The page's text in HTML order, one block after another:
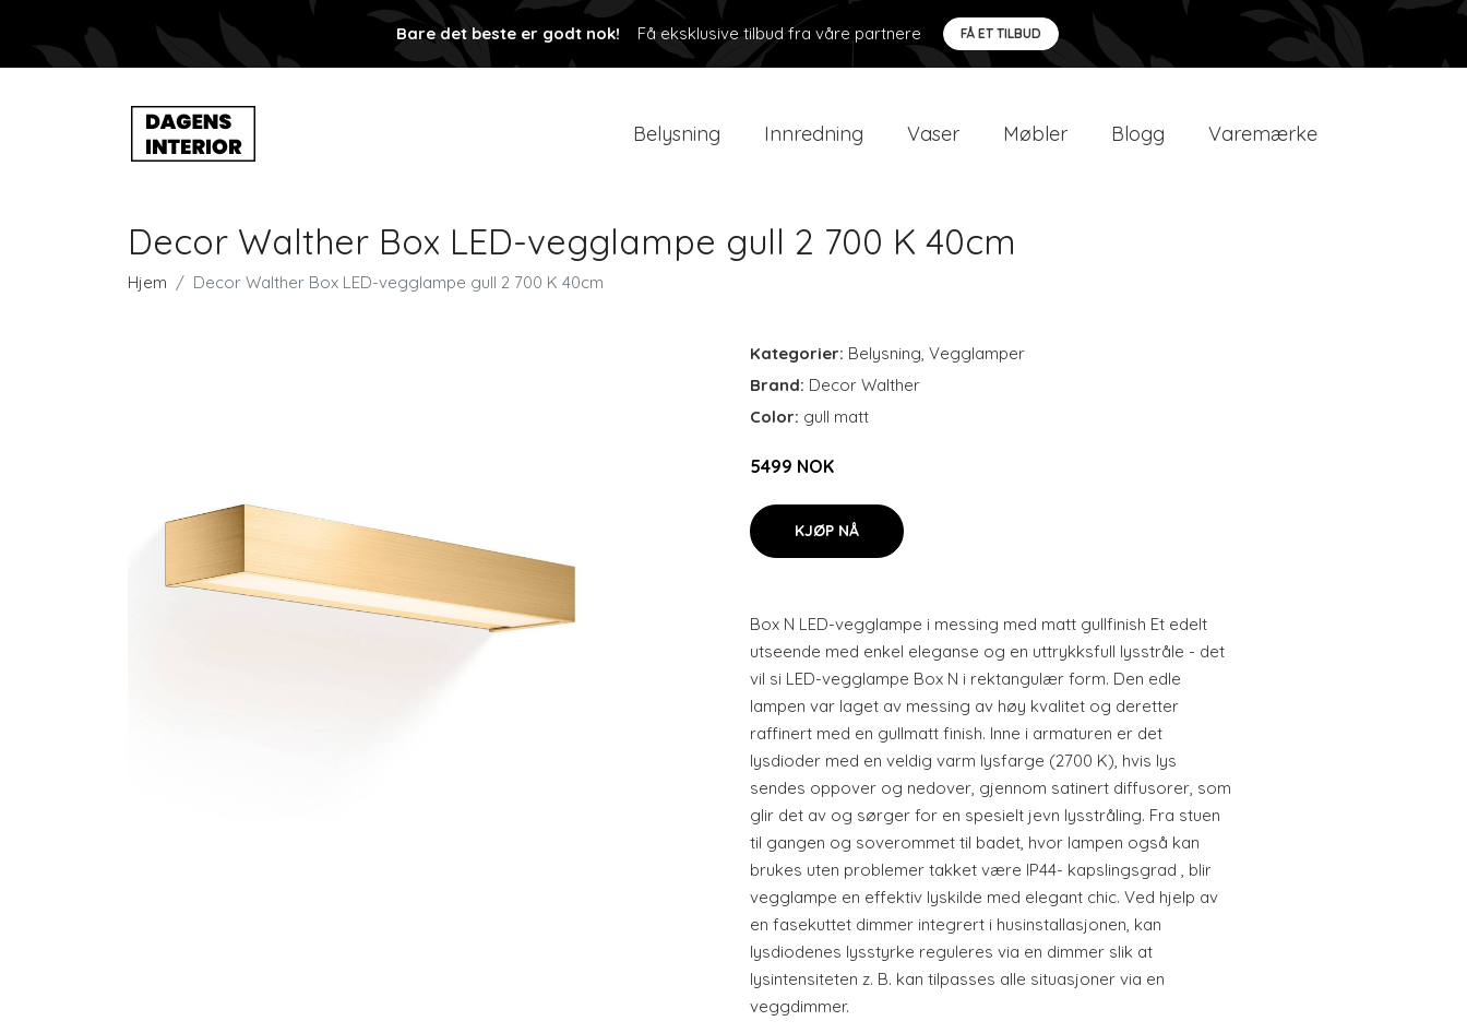
Bare det beste er godt nok! Få eksklusive tilbud fra våre partnere FÅ ET TILBUD
Belysning Innredning Vaser Møbler Blogg Varemærke
Decor Walther Box LED-vegglampe gull 2 700 K 40cm
Hjem Decor Walther Box LED-vegglampe gull 2 700 K 40cm
Kategorier: Belysning, Vegglamper
Brand: Decor Walther
Color: gull matt
5499 NOK
KJØP NÅ
Box N LED-vegglampe i messing med matt gullfinish Et edelt
utseende med enkel eleganse og en uttrykksfull lysstråle - det
vil si LED-vegglampe Box N i rektangulær form. Den edle
lampen var laget av messing av høy kvalitet og deretter
raffinert med en gullmatt finish. Inne i armaturen er det
lysdioder med en veldig varm lysfarge (2700 K), hvis lys
sendes oppover og nedover, gjennom satinert diffusorer, som
glir det av og sørger for en spesielt jevn lysstråling. Fra stuen
til gangen og soverommet til badet, hvor lampen også kan
brukes uten problemer takket være IP44- kapslingsgrad , blir
vegglampe en effektiv lyskilde med elegant chic. Ved hjelp av
en fasekuttet dimmer integrert i husinstallasjonen, kan
lysdiodenes lysstyrke reguleres via en dimmer slik at
lysintensiteten z. B. kan tilpasses alle situasjoner via en
veggdimmer.